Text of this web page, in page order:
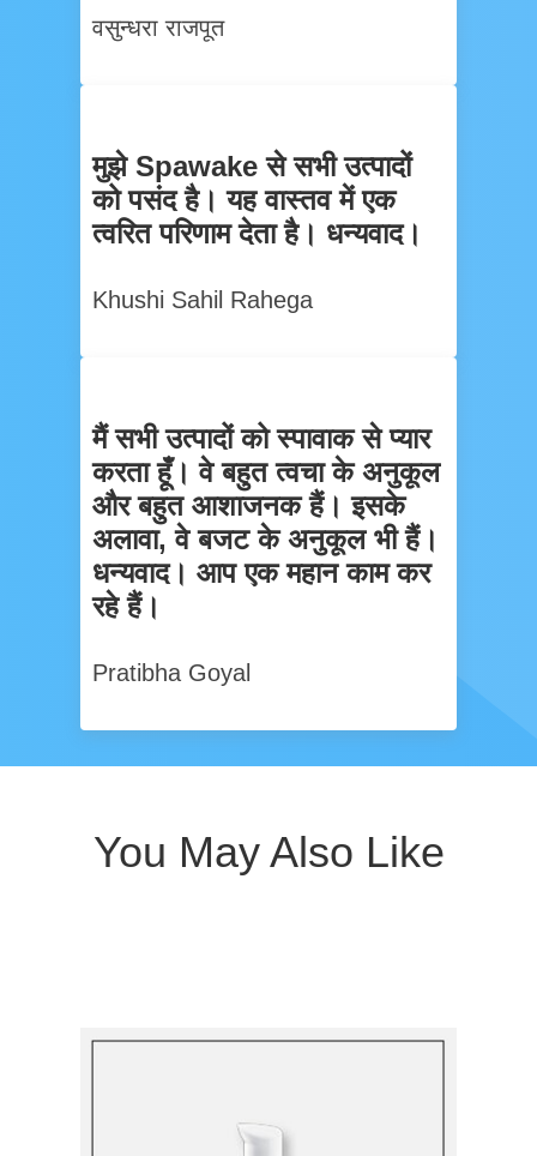
वसुन्धरा राजपूत
मुझे Spawake से सभी उत्पादों
को पसंद है। यह वास्तव में एक
त्वरित परिणाम देता है। धन्यवाद।
Khushi Sahil Rahega
मैं सभी उत्पादों को स्पावाक से प्यार
करता हूँ। वे बहुत त्वचा के अनुकूल
और बहुत आशाजनक हैं। इसके
अलावा, वे बजट के अनुकूल भी हैं।
धन्यवाद। आप एक महान काम कर
रहे हैं।
Pratibha Goyal
You May Also Like